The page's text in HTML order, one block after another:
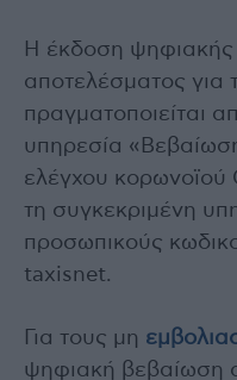
Η έκδοση
αποτελέσματος για
πραγματοποιείται
υπηρεσία
ελέγχου
τη συγκεκριμένη
προσωπικούς
taxisnet.
Για τους μη
ψηφιακή βεβαίωση